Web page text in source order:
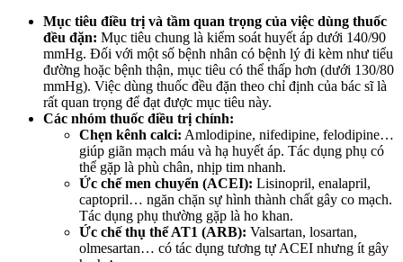
Mục tiêu điều trị và tầm quan trọng của việc dùng thuốc
đều đặn: Mục tiêu chung là kiểm soát huyết áp dưới 140/90
mmHg. Đối với một số bệnh nhân có bệnh lý đi kèm như tiểu
đường hoặc bệnh thận, mục tiêu có thể thấp hơn (dưới 130/80
mmHg). Việc dùng thuốc đều đặn theo chỉ định của bác sĩ là
rất quan trọng để đạt được mục tiêu này.
Các nhóm thuốc điều trị chính:
Chẹn kênh calci: Amlodipine, nifedipine, felodipine…
giúp giãn mạch máu và hạ huyết áp. Tác dụng phụ có
thể gặp là phù chân, nhịp tim nhanh.
Ức chế men chuyển (ACEI): Lisinopril, enalapril,
captopril… ngăn chặn sự hình thành chất gây co mạch.
Tác dụng phụ thường gặp là ho khan.
Ức chế thụ thể AT1 (ARB): Valsartan, losartan,
olmesartan… có tác dụng tương tự ACEI nhưng ít gây